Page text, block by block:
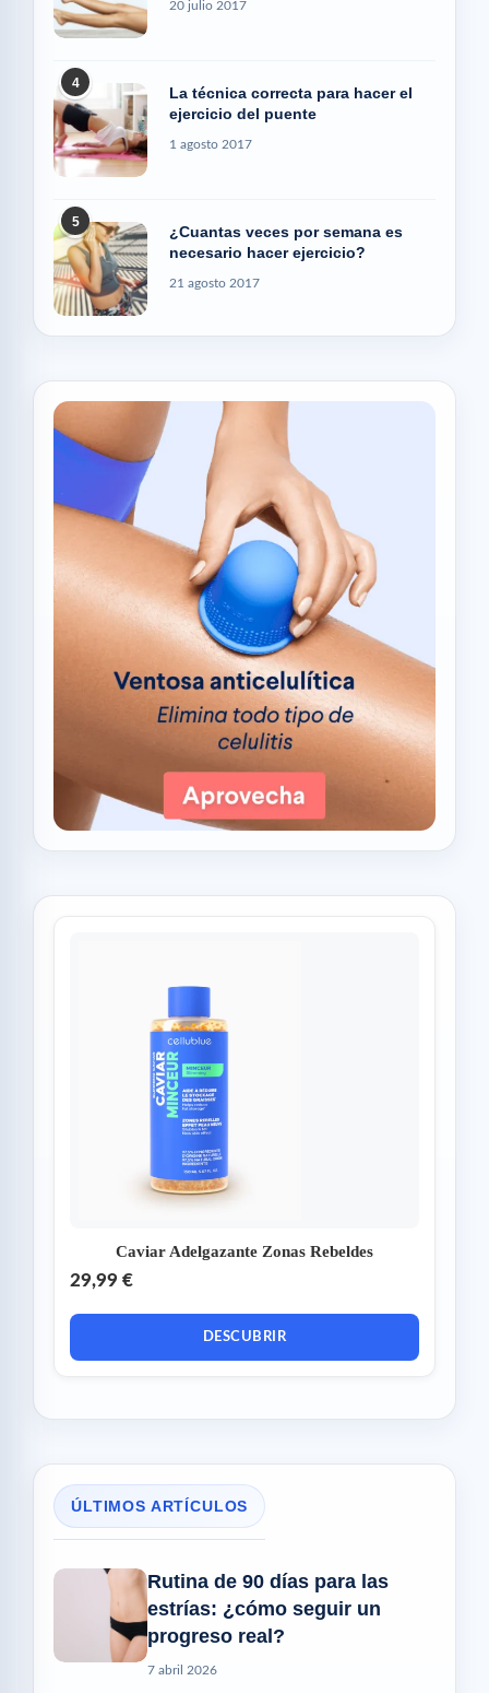
20 julio 2017
4
La técnica correcta para hacer el
ejercicio del puente
1 agosto 2017
5
¿Cuantas veces por semana es
necesario hacer ejercicio?
21 agosto 2017
Caviar Adelgazante Zonas Rebeldes
29,99 €
DESCUBRIR
ÚLTIMOS ARTÍCULOS
Rutina de 90 días para las
estrías: ¿cómo seguir un
progreso real?
7 abril 2026